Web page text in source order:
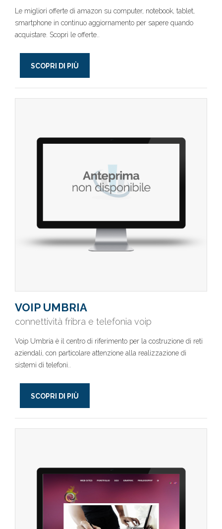
Le migliori offerte di amazon su computer, notebook, tablet,
smartphone in continuo aggiornamento per sapere quando
acquistare. Scopri le offerte..
SCOPRI DI PIÙ
VOIP UMBRIA
connettività fribra e telefonia voip
Voip Umbria è il centro di riferimento per la costruzione di reti
aziendali, con particolare attenzione alla realizzazione di
sistemi di telefoni..
SCOPRI DI PIÙ